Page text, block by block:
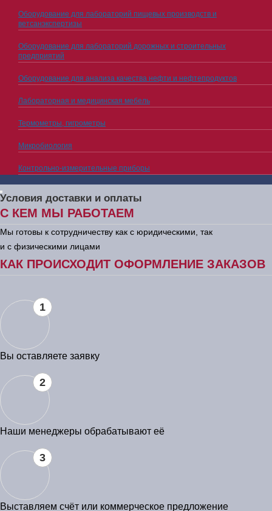
Оборудование для лабораторий пищевых производств и
ветсанэкспертизы
Оборудование для лабораторий дорожных и строительных
предприятий
Оборудование для анализа качества нефти и нефтепродуктов
Лабораторная и медицинская мебель
Термометры, гигрометры
Микробиология
Контрольно-измерительные приборы
Условия доставки и оплаты
С КЕМ МЫ РАБОТАЕМ
Мы готовы к сотрудничеству как с юридическими, так
и с физическими лицами
КАК ПРОИСХОДИТ ОФОРМЛЕНИЕ ЗАКАЗОВ
1
Вы оставляете заявку
2
Наши менеджеры обрабатывают её
3
Выставляем счёт или коммерческое предложение